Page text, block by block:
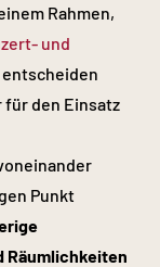
Rahmen,
und
entscheiden
den Einsatz
Punkt
Räumlichkeiten